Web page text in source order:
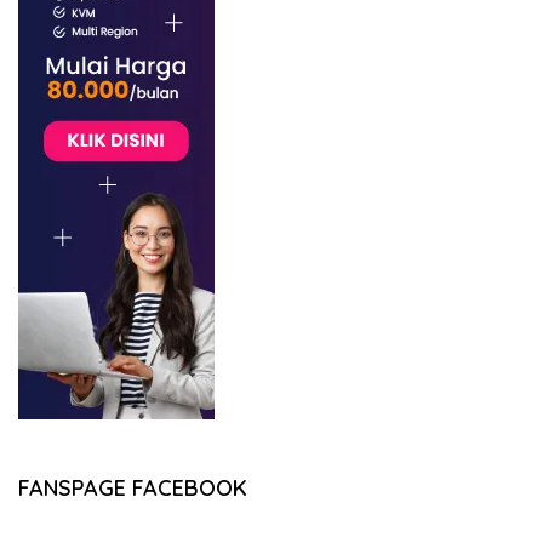
FANSPAGE FACEBOOK